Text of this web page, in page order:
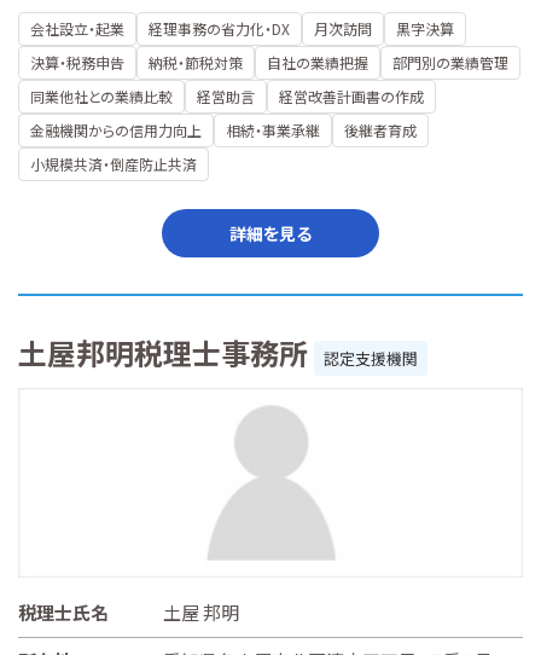
会社設立・起業 経理事務の省力化・DX 月次訪問
黒字決算
決算・税務申告
納税・節税対策 自社の業績把握
部門別の業績管理
同業他社との業績比較
経営助言
経営改善計画書の作成
金融機関からの信用力向上
相続・事業承継
後継者育成
小規模共済・倒産防止共済
詳細を見る
土屋邦明税理士事務所 認定支援機関
税理士氏名
土屋 邦明